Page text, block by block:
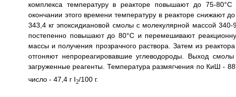
комплекса температуру в реакторе повышают до 75-
окончании этого времени температуру в реакторе
343,4 кг эпоксидиановой смолы с молекулярной массой
постепенно повышают до 80°С и перемешивают
массы и получения прозрачного раствора. Затем из
отгоняют непрореагировавшие углеводороды. Выход
загруженные реагенты. Температура размягчения по КиШ -
число - 47,4 г I2/100 г.